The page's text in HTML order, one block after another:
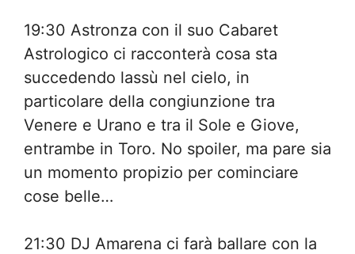
19:30 Astronza con il suo Cabaret
Astrologico ci racconterà cosa sta
succedendo lassù nel cielo, in
particolare della congiunzione tra
Venere e Urano e tra il Sole e Giove,
entrambe in Toro. No spoiler, ma pare sia
un momento propizio per cominciare
cose belle…
21:30 DJ Amarena ci farà ballare con la